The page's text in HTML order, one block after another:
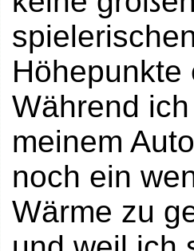
Höhepunkte
Während
meinem
noch ein
Wärme zu